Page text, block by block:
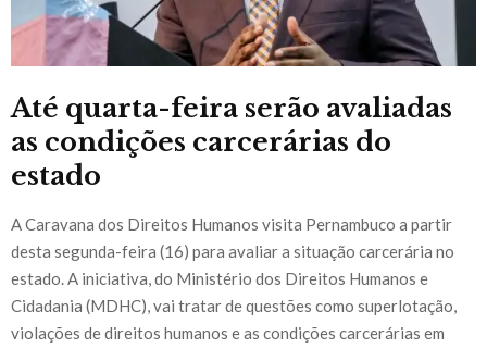
Até quarta-feira serão avaliadas
as condições carcerárias do
estado
A Caravana dos Direitos Humanos visita Pernambuco a partir
desta segunda-feira (16) para avaliar a situação carcerária no
estado. A iniciativa, do Ministério dos Direitos Humanos e
Cidadania (MDHC), vai tratar de questões como superlotação,
violações de direitos humanos e as condições carcerárias em